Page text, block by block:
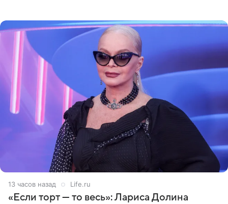
13 часов назад Life.ru
«Если торт — то весь»: Лариса Долина